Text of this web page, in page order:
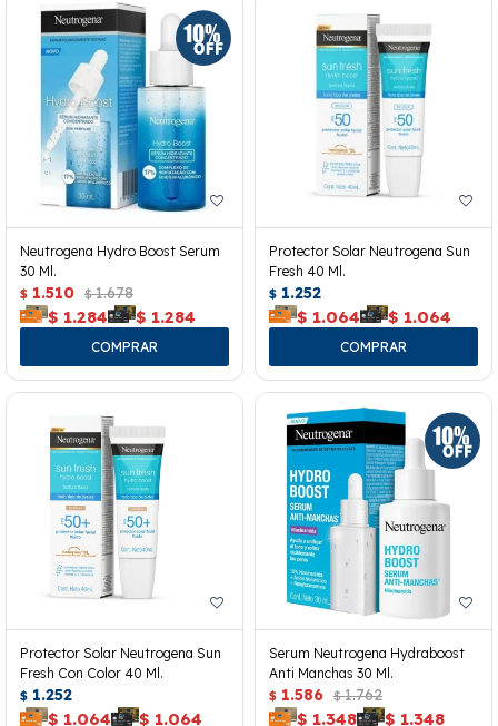
Neutrogena Hydro Boost Serum
30 Ml.
$ 1.510 $ 1.678
$ 1.284 $ 1.284
Protector Solar Neutrogena Sun
Fresh 40 Ml.
$ 1.252
$ 1.064 $ 1.064
Protector Solar Neutrogena Sun
Fresh Con Color 40 Ml.
$ 1.252
$ 1.064 $ 1.064
Serum Neutrogena Hydraboost
Anti Manchas 30 Ml.
$ 1.586 $ 1.762
$ 1.348 $ 1.348